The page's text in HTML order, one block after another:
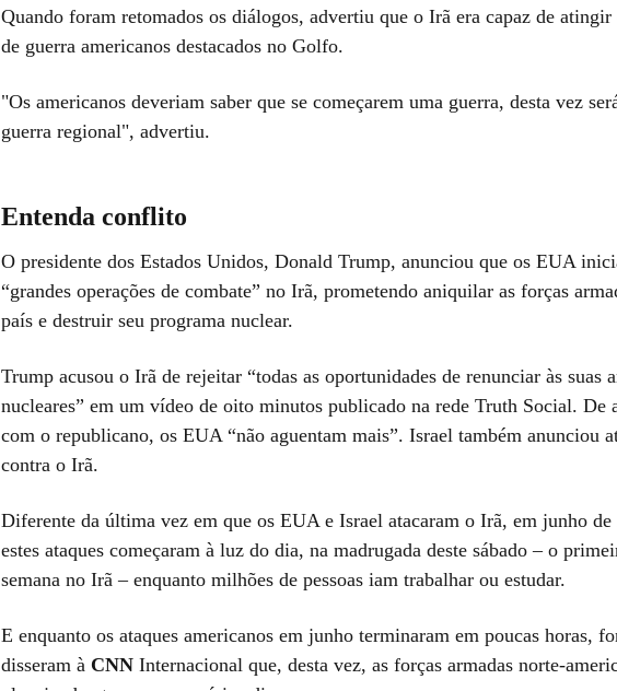
Quando foram retomados os diálogos, advertiu que o Irã era capaz de atingir
de guerra americanos destacados no Golfo.
"Os americanos deveriam saber que se começarem uma guerra, desta vez
guerra regional", advertiu.
Entenda conflito
O presidente dos Estados Unidos, Donald Trump, anunciou que os EUA
“grandes operações de combate” no Irã, prometendo aniquilar as forças
país e destruir seu programa nuclear.
Trump acusou o Irã de rejeitar “todas as oportunidades de renunciar às suas
nucleares” em um vídeo de oito minutos publicado na rede Truth Social. De
com o republicano, os EUA “não aguentam mais”. Israel também anunciou
contra o Irã.
Diferente da última vez em que os EUA e Israel atacaram o Irã, em junho de
estes ataques começaram à luz do dia, na madrugada deste sábado – o
semana no Irã – enquanto milhões de pessoas iam trabalhar ou estudar.
E enquanto os ataques americanos em junho terminaram em poucas horas,
disseram à CNN Internacional que, desta vez, as forças armadas norte-